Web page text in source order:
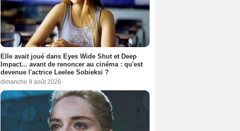
Elle avait joué dans Eyes Wide Shut et Deep
Impact... avant de renoncer au cinéma : qu'est
devenue l'actrice Leelee Sobieksi ?
dimanche 9 août 2026